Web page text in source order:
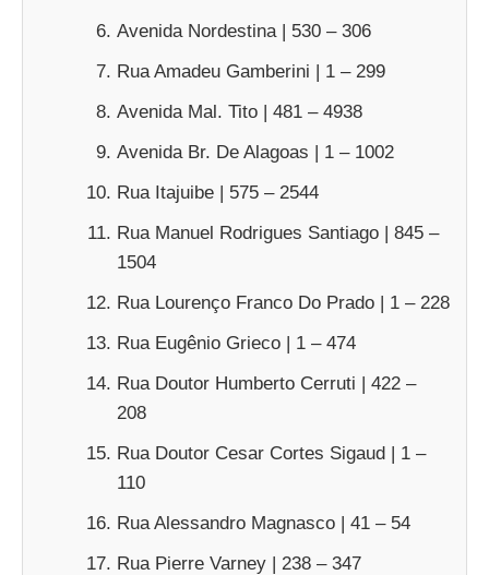
Avenida Nordestina | 530 – 306
Rua Amadeu Gamberini | 1 – 299
Avenida Mal. Tito | 481 – 4938
Avenida Br. De Alagoas | 1 – 1002
Rua Itajuibe | 575 – 2544
Rua Manuel Rodrigues Santiago | 845 –
1504
Rua Lourenço Franco Do Prado | 1 – 228
Rua Eugênio Grieco | 1 – 474
Rua Doutor Humberto Cerruti | 422 –
208
Rua Doutor Cesar Cortes Sigaud | 1 –
110
Rua Alessandro Magnasco | 41 – 54
Rua Pierre Varney | 238 – 347